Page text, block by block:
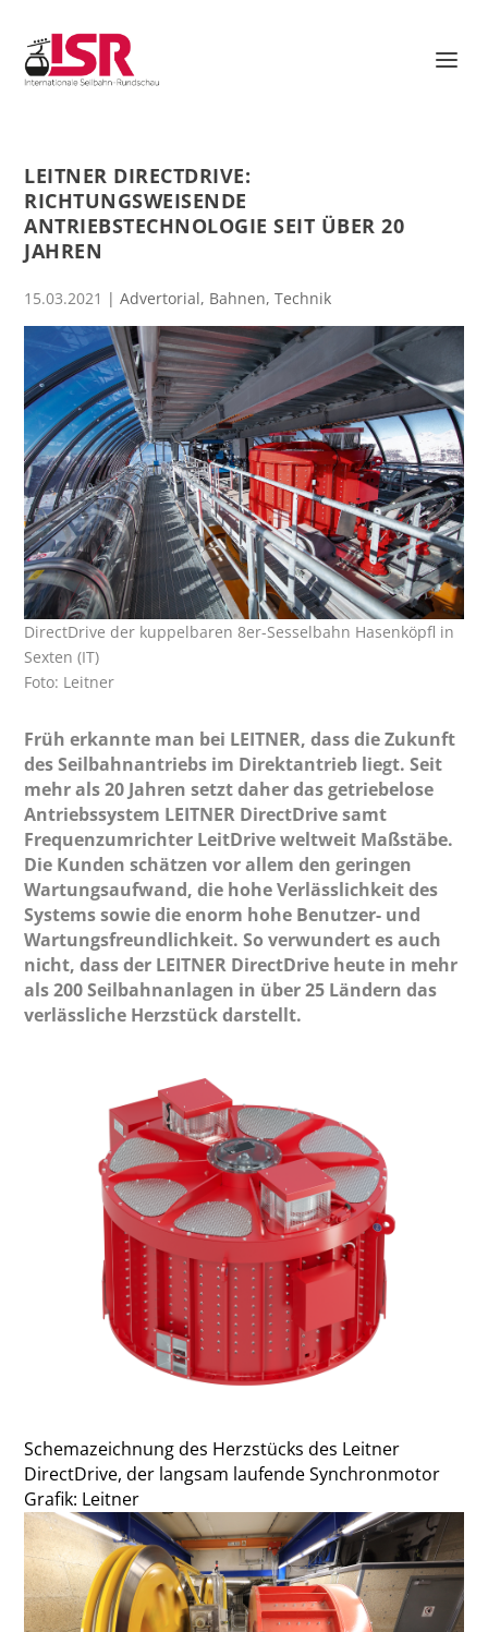
LEITNER DIRECTDRIVE:
RICHTUNGSWEISENDE
ANTRIEBSTECHNOLOGIE SEIT ÜBER 20
JAHREN
15.03.2021 |Advertorial, Bahnen,Technik
DirectDrive der kuppelbaren 8er-Sesselbahn Hasenköpfl in
Sexten (IT)
Foto: Leitner
Früh erkannte man bei LEITNER, dass die Zukunft
des Seilbahnantriebs im Direktantrieb liegt. Seit
mehr als 20 Jahren setzt daher das getriebelose
Antriebssystem LEITNER DirectDrive samt
Frequenzumrichter LeitDrive weltweit Maßstäbe.
Die Kunden schätzen vor allem den geringen
Wartungsaufwand, die hohe Verlässlichkeit des
Systems sowie die enorm hohe Benutzer- und
Wartungsfreundlichkeit. So verwundert es auch
nicht, dass der LEITNER DirectDrive heute in mehr
als 200 Seilbahnanlagen in über 25 Ländern das
verlässliche Herzstück darstellt.
Schemazeichnung des Herzstücks des Leitner
DirectDrive, der langsam laufende Synchronmotor
Grafik: Leitner